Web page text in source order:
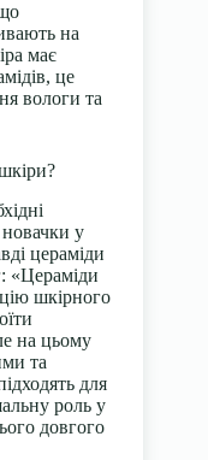
на
має
це
вологи та
у
цераміди
«Цераміди
шкірного
на цьому
та
для
роль у
довгого